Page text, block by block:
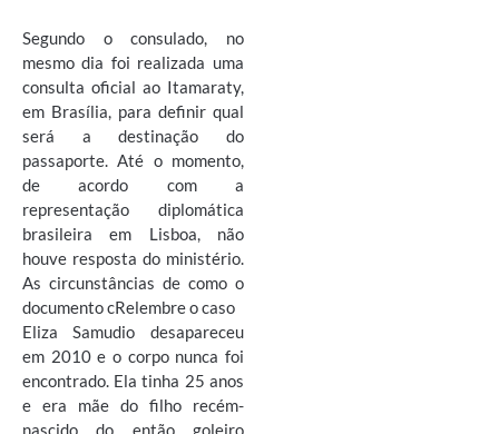
Segundo o consulado, no
mesmo dia foi realizada uma
consulta oficial ao Itamaraty,
em Brasília, para definir qual
será a destinação do
passaporte. Até o momento,
de acordo com a
representação diplomática
brasileira em Lisboa, não
houve resposta do ministério.
As circunstâncias de como o
documento cRelembre o caso
Eliza Samudio desapareceu
em 2010 e o corpo nunca foi
encontrado. Ela tinha 25 anos
e era mãe do filho recém-
nascido do então goleiro